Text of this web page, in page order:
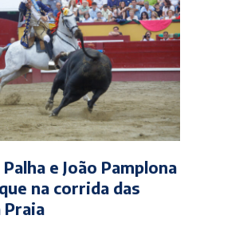
e João Pamplona
na corrida das
Praia